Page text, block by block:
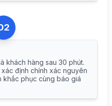
khách hàng sau 30 phút.
định chính xác nguyên
khắc phục cùng báo giá